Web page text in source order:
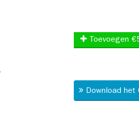
Toevoegen
Download